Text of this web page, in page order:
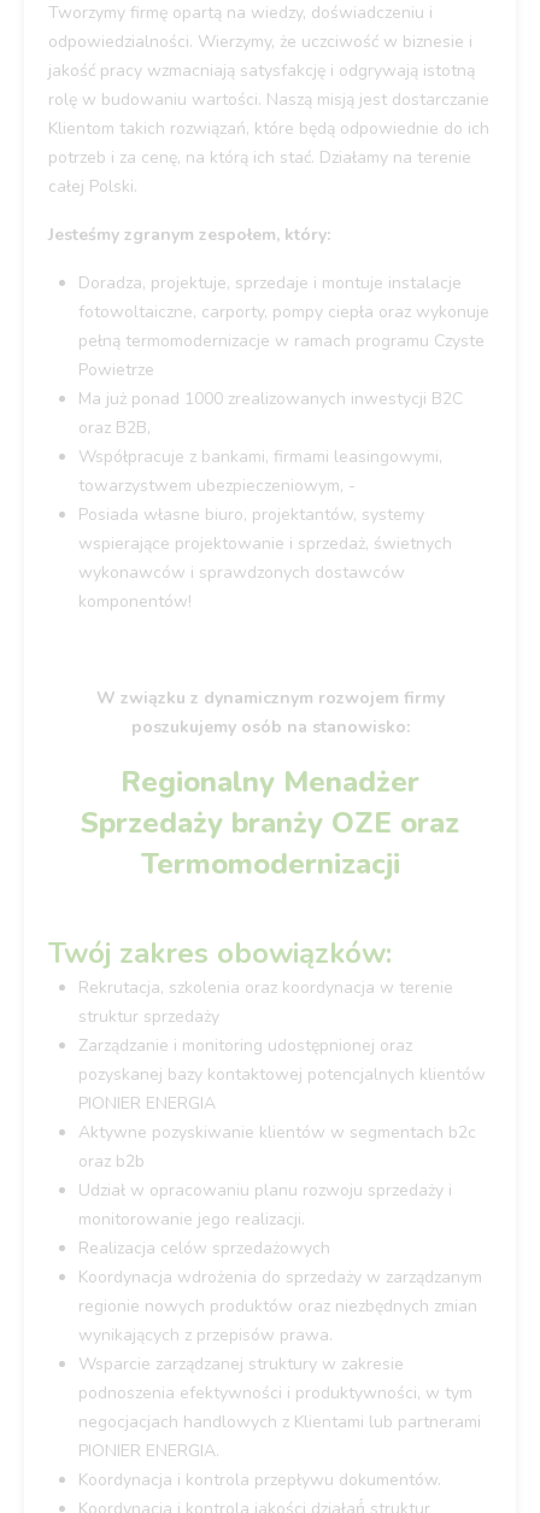
Tworzymy firmę opartą na wiedzy, doświadczeniu i
odpowiedzialności. Wierzymy, że uczciwość w biznesie i
jakość pracy wzmacniają satysfakcję i odgrywają istotną
rolę w budowaniu wartości. Naszą misją jest dostarczanie
Klientom takich rozwiązań, które będą odpowiednie do ich
potrzeb i za cenę, na którą ich stać. Działamy na terenie
całej Polski.
Jesteśmy zgranym zespołem, który:
Doradza, projektuje, sprzedaje i montuje instalacje
fotowoltaiczne, carporty, pompy ciepła oraz wykonuje
pełną termomodernizacje w ramach programu Czyste
Powietrze
Ma już ponad 1000 zrealizowanych inwestycji B2C
oraz B2B,
Współpracuje z bankami, firmami leasingowymi,
towarzystwem ubezpieczeniowym, -
Posiada własne biuro, projektantów, systemy
wspierające projektowanie i sprzedaż, świetnych
wykonawców i sprawdzonych dostawców
komponentów!
W związku z dynamicznym rozwojem firmy
poszukujemy osób na stanowisko:
Regionalny Menadżer
Sprzedaży branży OZE oraz
Termomodernizacji
Twój zakres obowiązków:
Rekrutacja, szkolenia oraz koordynacja w terenie
struktur sprzedaży
Zarządzanie i monitoring udostępnionej oraz
pozyskanej bazy kontaktowej potencjalnych klientów
PIONIER ENERGIA
Aktywne pozyskiwanie klientów w segmentach b2c
oraz b2b
Udział w opracowaniu planu rozwoju sprzedaży i
monitorowanie jego realizacji.
Realizacja celów sprzedażowych
Koordynacja wdrożenia do sprzedaży w zarządzanym
regionie nowych produktów oraz niezbędnych zmian
wynikających z przepisów prawa.
Wsparcie zarządzanej struktury w zakresie
podnoszenia efektywności i produktywności, w tym
negocjacjach handlowych z Klientami lub partnerami
PIONIER ENERGIA.
Koordynacja i kontrola przepływu dokumentów.